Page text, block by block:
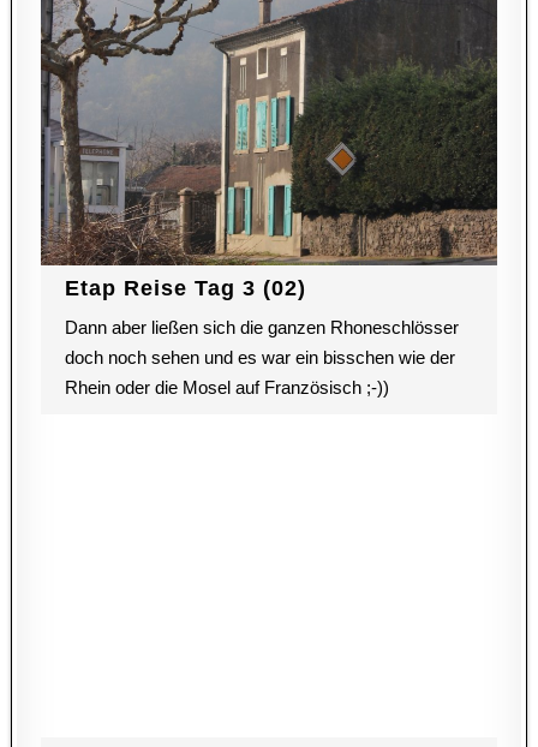
Etap Reise Tag 3 (02)
Dann aber ließen sich die ganzen Rhoneschlösser
doch noch sehen und es war ein bisschen wie der
Rhein oder die Mosel auf Französisch ;-))